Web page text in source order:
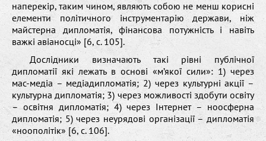
наперекір, таким чином, являють собою не менш корисні
елементи політичного інструментарію держави, ніж
майстерна дипломатія, фінансова потужність і навіть
важкі авіаносці» [6, с. 105].
Дослідники визначають такі рівні публічної
дипломатії які лежать в основі «м’якої сили»: 1) через
мас-медіа – медіадипломатія; 2) через культурні акції –
культурна дипломатія; 3) через можливості здобути освіту
– освітня дипломатія; 4) через Інтернет – ноосферна
дипломатія; 5) через неурядові організації – дипломатія
«ноополітік» [6, с. 106].